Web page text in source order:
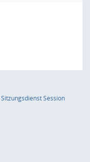
SitzungsdienstSession(Wird in